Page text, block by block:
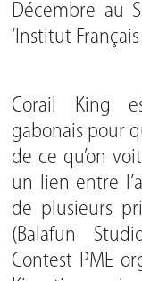
Décembre au
‘Institut
Corail King
gabonais pour
de ce qu’on
un lien entre
de plusieurs
(Balafun
Contest PME